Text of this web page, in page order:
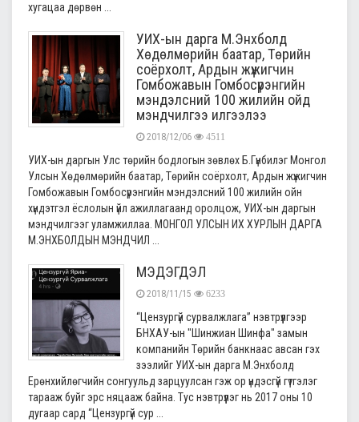
хугацаа дөрвөн ...
УИХ-ын дарга М.Энхболд
Хөдөлмөрийн баатар, Төрийн
соёрхолт, Ардын жүжигчин
Гомбожавын Гомбосүрэнгийн
мэндэлсний 100 жилийн ойд
мэндчилгээ илгээлээ
2018/12/06 4511
УИХ-ын даргын Улс төрийн бодлогын зөвлөх Б.Гүнбилэг Монгол
Улсын Хөдөлмөрийн баатар, Төрийн соёрхолт, Ардын жүжигчин
Гомбожавын Гомбосүрэнгийн мэндэлсний 100 жилийн ойн
хүндэтгэл ёслолын үйл ажиллагаанд оролцож, УИХ-ын даргын
мэндчилгээг уламжиллаа. МОНГОЛ УЛСЫН ИХ ХУРЛЫН ДАРГА
М.ЭНХБОЛДЫН МЭНДЧИЛ ...
МЭДЭГДЭЛ
2018/11/15 6233
“Цензургүй сурвалжлага” нэвтрүүлгээр
БНХАУ-ын "Шинжиан Шинфа" замын
компанийн Төрийн банкнаас авсан гэх
зээлийг УИХ-ын дарга М.Энхболд
Ерөнхийлөгчийн сонгуульд зарцуулсан гэж ор үндэсгүй гүтгэлэг
тарааж буйг эрс няцааж байна. Тус нэвтрүүлэг нь 2017 оны 10
дугаар сард “Цензургүй сур ...